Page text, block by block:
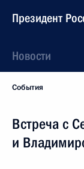
Президент
Новости
События
Встреча с
и